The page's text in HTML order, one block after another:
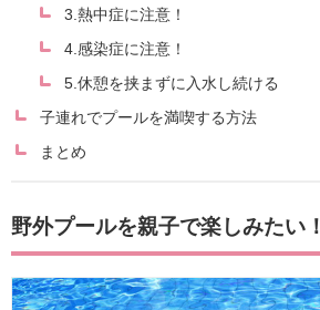
3.熱中症に注意！
4.感染症に注意！
5.休憩を挟まずに入水し続ける
子連れでプールを満喫する方法
まとめ
野外プールを親子で楽しみたい！